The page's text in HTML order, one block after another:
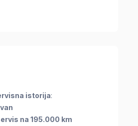
istorija:
na 195.000 km